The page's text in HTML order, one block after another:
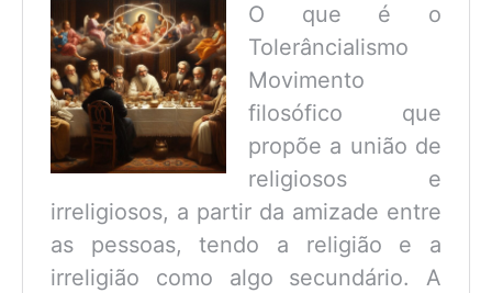
O que é o
Tolerâncialismo
Movimento
filosófico que
propõe a união de
religiosos e
irreligiosos, a partir da amizade entre
as pessoas, tendo a religião e a
irreligião como algo secundário. A